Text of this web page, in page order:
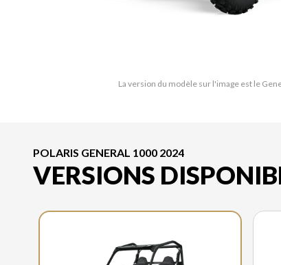
La version du modèle sur l'image est le
POLARIS GENERAL 1000 2024
VERSIONS